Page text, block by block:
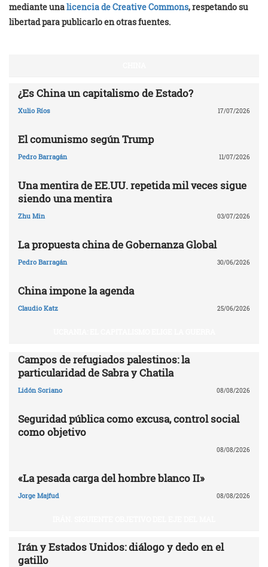
mediante unalicencia de Creative Commons, respetando su
libertad para publicarlo en otras fuentes.
¿Es China un capitalismo de Estado?
Xulio Ríos 17/07/2026
El comunismo según Trump
Pedro Barragán 11/07/2026
Una mentira de EE.UU. repetida mil veces sigue
siendo una mentira
Zhu Min 03/07/2026
La propuesta china de Gobernanza Global
Pedro Barragán 30/06/2026
China impone la agenda
Claudio Katz 25/06/2026
Campos de refugiados palestinos: la
particularidad de Sabra y Chatila
Lidón Soriano 08/08/2026
Seguridad pública como excusa, control social
como objetivo
08/08/2026
«La pesada carga del hombre blanco II»
Jorge Majfud 08/08/2026
Irán y Estados Unidos: diálogo y dedo en el
gatillo